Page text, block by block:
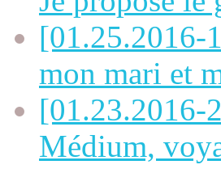
[01.25.2016-
mon mari et
[01.23.2016-
Médium,